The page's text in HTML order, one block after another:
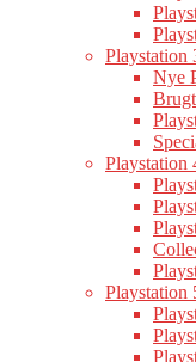
Playstation
Nye
Playstation
Playstation